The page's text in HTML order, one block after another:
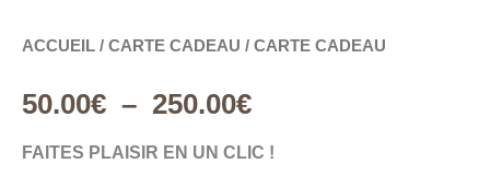
ACCUEIL / CARTE CADEAU / CARTE CADEAU
50.00€ – 250.00€
FAITES PLAISIR EN UN CLIC !